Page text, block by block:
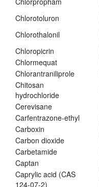
Chlorotoluron
Chlorothalonil
Chloropicrin
Chlormequat
Chlorantraniliprole
Chitosan
hydrochloride
Cerevisane
Carfentrazone-ethyl
Carboxin
Carbon dioxide
Carbetamide
Captan
Caprylic acid (CAS
124-07-2)